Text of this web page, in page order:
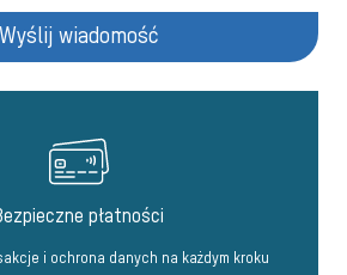
Wyślij wiadomość
płatności
i ochrona danych na każdym kroku